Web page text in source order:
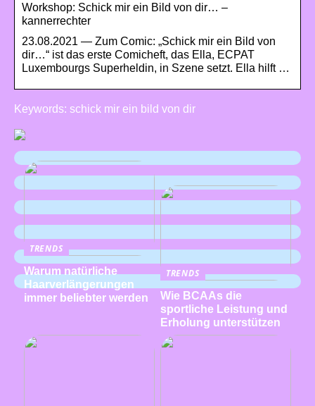
Workshop: Schick mir ein Bild von dir… –
kannerrechter
23.08.2021 — Zum Comic: „Schick mir ein Bild von
dir…“ ist das erste Comicheft, das Ella, ECPAT
Luxembourgs Superheldin, in Szene setzt. Ella hilft …
Keywords: schick mir ein bild von dir
TRENDS
Warum natürliche
Haarverlängerungen
immer beliebter werden
TRENDS
Wie BCAAs die
sportliche Leistung und
Erholung unterstützen